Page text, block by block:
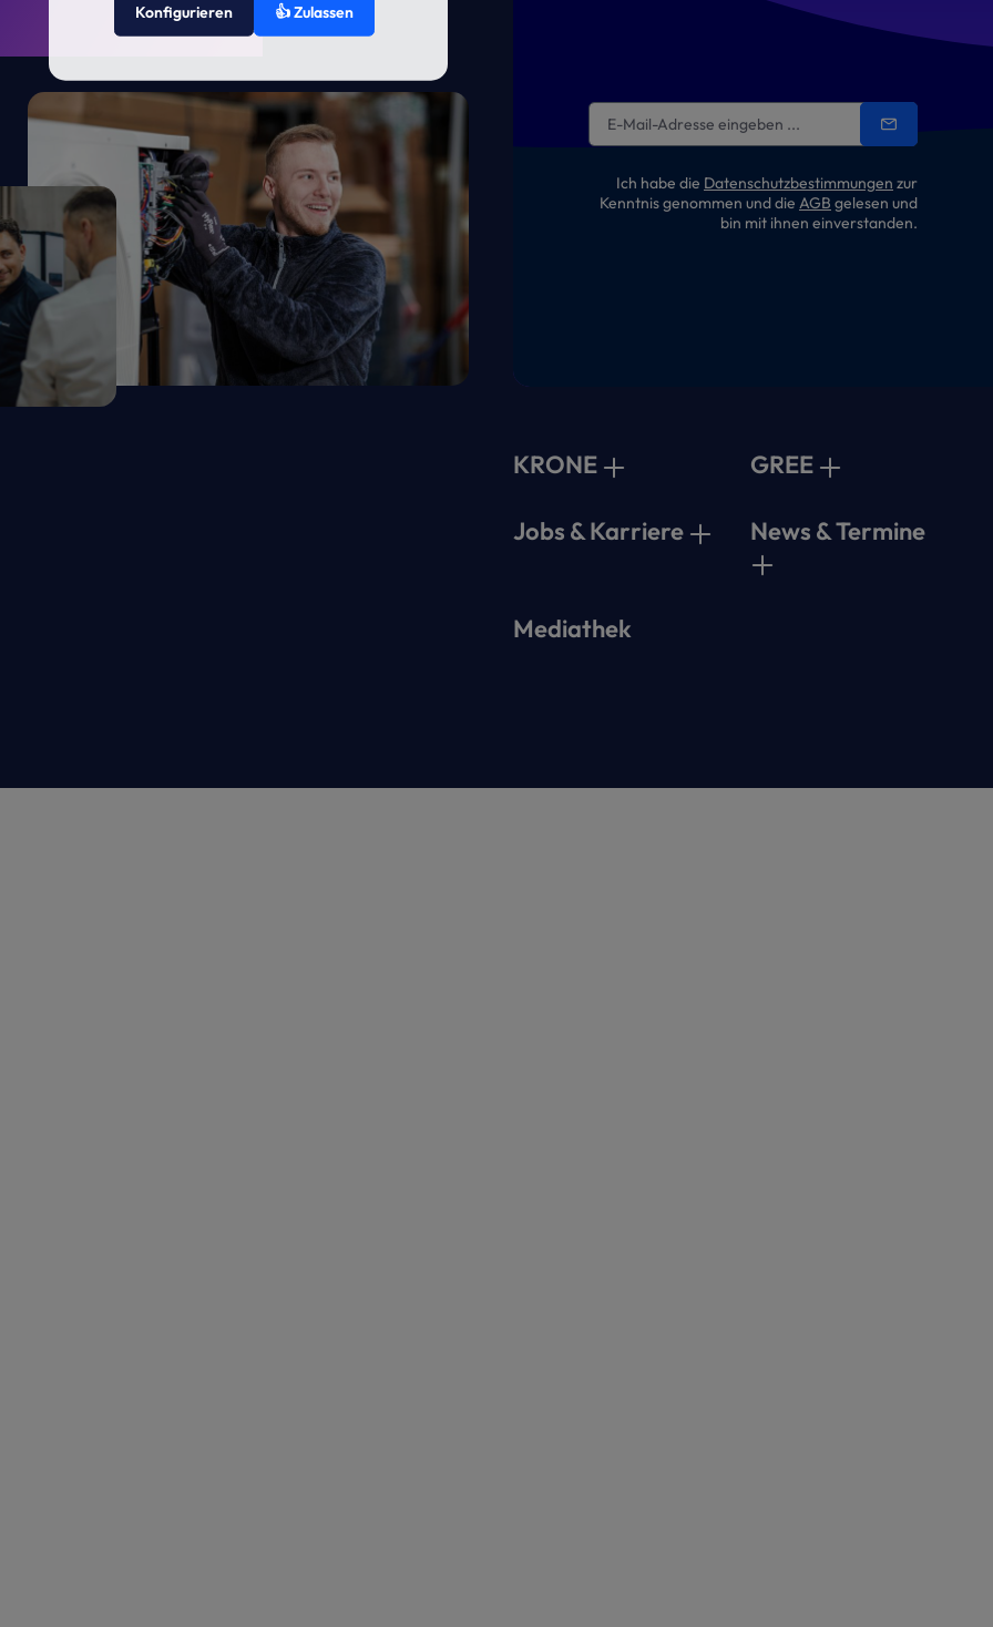
Ich habe die Datenschutzbestimmungen zur
Kenntnis genommen und die AGB gelesen und
bin mit ihnen einverstanden.
KRONE GREE
Jobs & Karriere News & Termine
Mediathek
Konfigurieren 👍 Zulassen